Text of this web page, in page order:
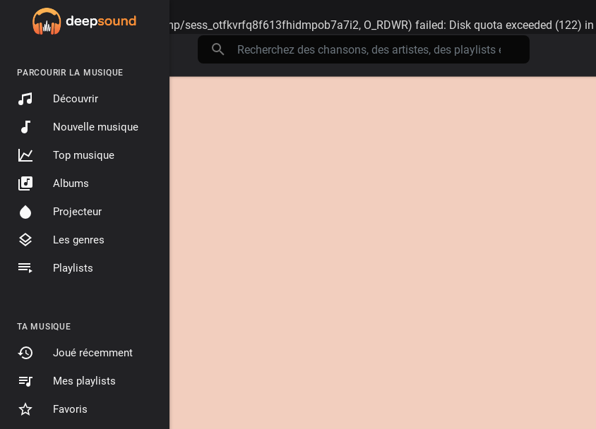
Warning: session_start(): open(/tmp/sess_otfkvrfq8f613fhidmpob7a7i2, O_RDWR) failed: Disk quota exceeded (122) in
PARCOURIR LA MUSIQUE
Découvrir
Nouvelle musique
Top musique
Albums
Projecteur
Les genres
Playlists
TA MUSIQUE
Joué récemment
Mes playlists
Favoris